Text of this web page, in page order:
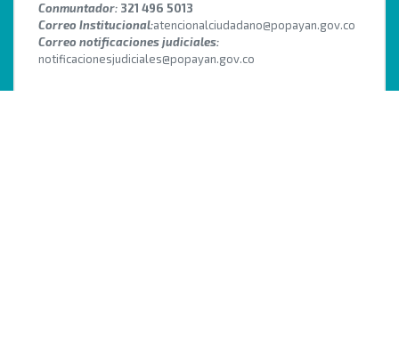
Conmuntador: 321 496 5013
Correo Institucional:atencionalciudadano@popayan.gov.co
Correo notificaciones judiciales:
notificacionesjudiciales@popayan.gov.co